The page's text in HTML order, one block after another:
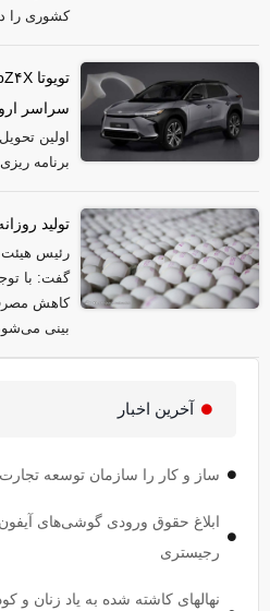
کشوری را
سراسر
اولین
برنامه
تولید روزانه ۳ هزار تن تخم مرغ
رئیس هیئت
گفت: با
کاهش
بینی
آخرین اخبار
ساز و کار را سازمان توسعه تجارت
ابلاغ حقوق ورودی گوشی‌های
رجیستری
نهالهای کاشته شده به یاد زنان و